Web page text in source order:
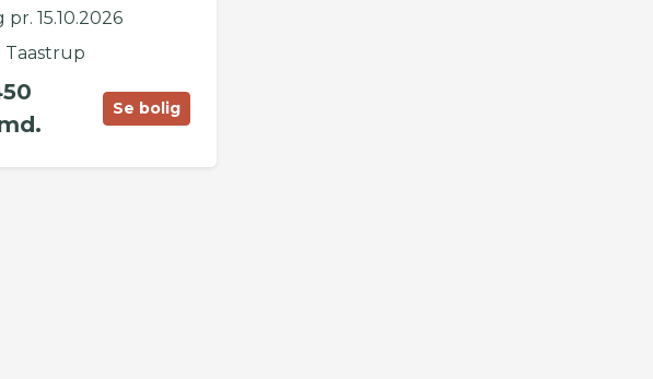
pr. 15.10.2026
Taastrup
Se bolig